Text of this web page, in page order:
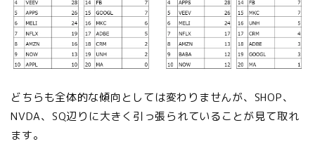
どちらも全体的な傾向としては変わりませんが、SHOP、
NVDA、SQ辺りに大きく引っ張られていることが見て取れ
ます。